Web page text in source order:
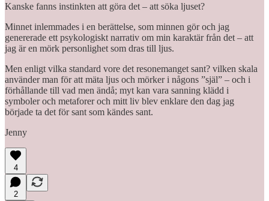
Kanske fanns instinkten att göra det – att söka ljuset?
Minnet inlemmades i en berättelse, som minnen gör och jag
genererade ett psykologiskt narrativ om min karaktär från det – att
jag är en mörk personlighet som dras till ljus.
Men enligt vilka standard vore det resonemanget sant? vilken skala
använder man för att mäta ljus och mörker i någons ”själ” – och i
förhållande till vad men ändå; myt kan vara sanning klädd i
symboler och metaforer och mitt liv blev enklare den dag jag
började ta det för sant som kändes sant.
Jenny
4
2